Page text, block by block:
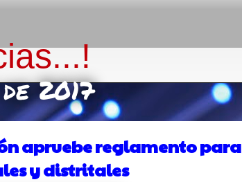
2017
apruebe reglamento para
y distritales